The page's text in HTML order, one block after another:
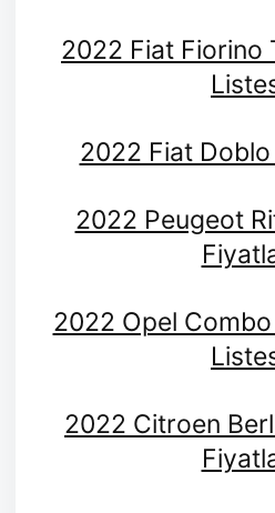
2022 Fiat Fiorino
2022 Fiat
2022 Peugeot
2022 Opel
2022 Citroen